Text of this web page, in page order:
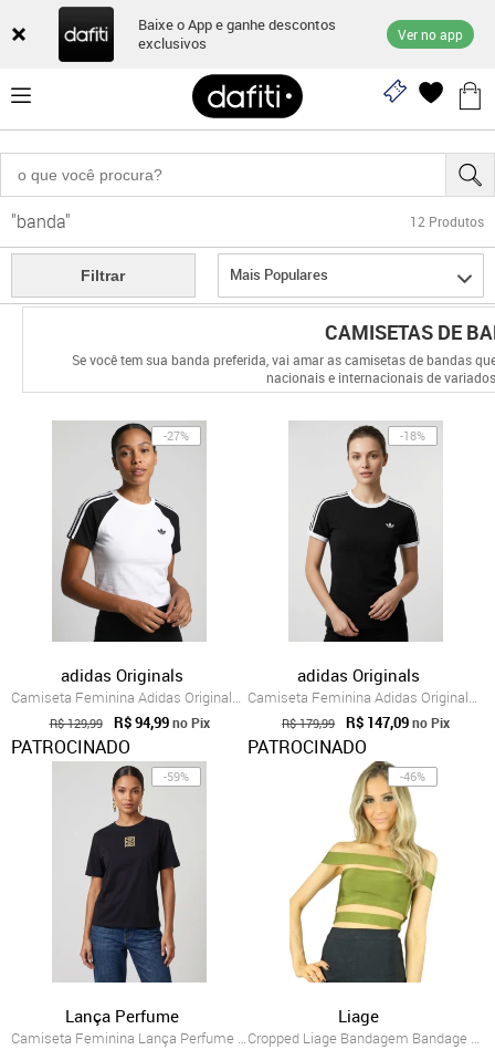
Baixe o App e ganhe descontos
exclusivos
Ver no app
"banda" 12 Produtos
Filtrar Mais Populares
CAMISETAS DE
Se você tem sua banda preferida, vai amar as camisetas de bandas
nacionais e internacionais de
-27%
adidas Originals
Camiseta Feminina Adidas Originals SST Baby Branca
R$ 129,99 R$ 94,99 no Pix
PATROCINADO
-18%
adidas Originals
Camiseta Feminina Adidas Originals 3S Slim Preta
R$ 179,99 R$ 147,09no Pix
PATROCINADO
-59%
Lança Perfume
Camiseta Feminina Lança Perfume Logo Preta
-46%
Liage
Cropped Liage Bandagem Bandage Ombro a O...